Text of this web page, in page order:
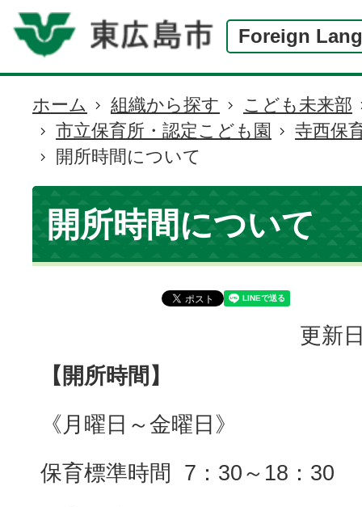
Foreign
現
在
の
位
置
ホーム 組織から探す
こども未来部
市立保育所・認定こども園
寺西保
開所時間について
開所時間について
更新
【開所時間】
《月曜日～金曜日》
保育標準時間 7：30～18：30